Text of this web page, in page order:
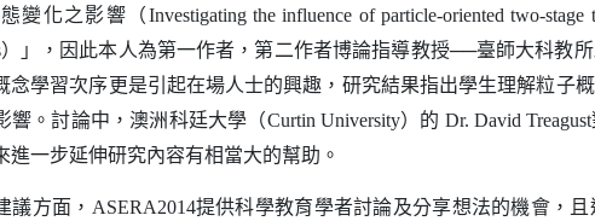
變化之影響（Investigating the influence of particle-oriented two-
）」，因此本人為第一作者，第二作者博論指導教授──臺師大科教
念學習次序更是引起在場人士的興趣，研究結果指出學生理解粒子
響。討論中，澳洲科廷大學（Curtin University）的 Dr. David Treagust
進一步延伸研究內容有相當大的幫助。
方面， ASERA2014提供科學教育學者討論及分享想法的機會，